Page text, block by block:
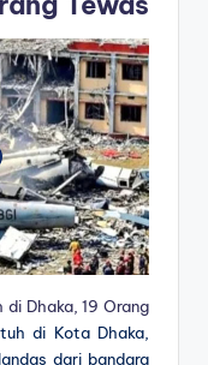
Dhaka, 19 Orang
di Kota Dhaka,
dari bandara